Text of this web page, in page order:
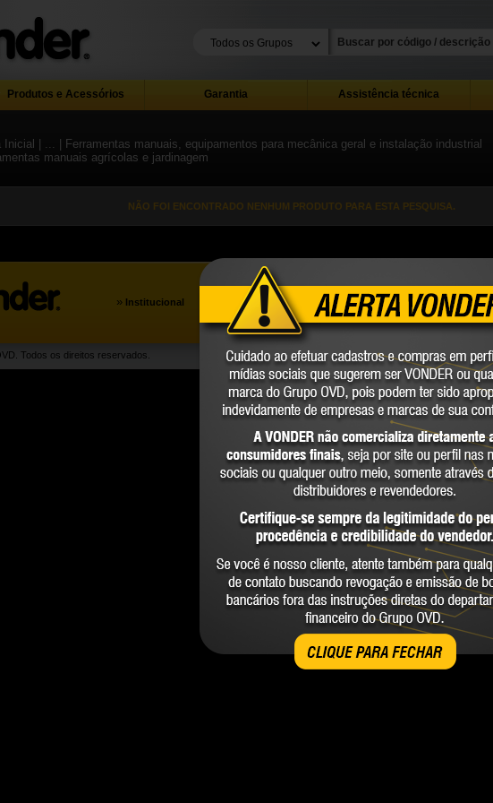
CLIQUE PARA FECHAR
Produtos e Acessórios Garantia Assistência técnica
Inicial | ...
| Ferramentas manuais, equipamentos para mecânica geral e instalação industrial
manuais agrícolas e jardinagem
NÃO FOI ENCONTRADO NENHUM PRODUTO PARA ESTA PESQUISA.
» Institucional Trabalhe Conosco
Assistência ao Consumidor |
Atendimento Comercial: | (41)
Atendimento de segunda a
Todos os direitos reservados.